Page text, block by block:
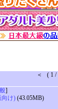
＜ ( 1 /
]
向け) (43.05MB)